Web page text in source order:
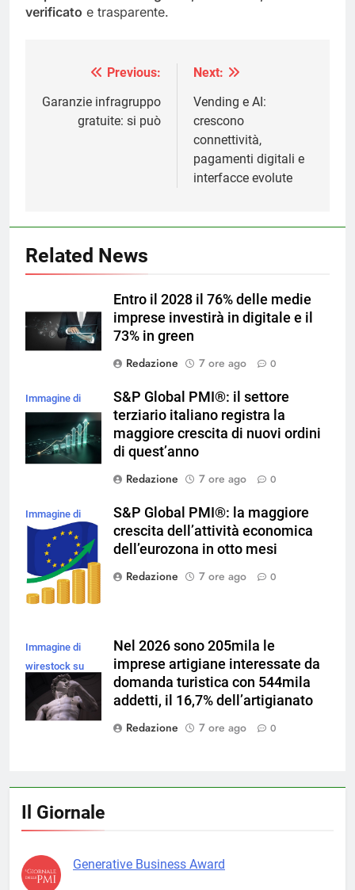
verificato e trasparente.
Navigazione
articoli
Previous:
Garanzie infragruppo
gratuite: si può
Next:
Vending e AI:
crescono
connettività,
pagamenti digitali e
interfacce evolute
Related News
Entro il 2028 il 76% delle medie
imprese investirà in digitale e il
73% in green
Redazione
7 ore ago 0
Immagine di
S&P Global PMI®: il settore
terziario italiano registra la
maggiore crescita di nuovi ordini
di quest’anno
Redazione
7 ore ago 0
Immagine di
brgfx su
Magnific
S&P Global PMI®: la maggiore
crescita dell’attività economica
dell’eurozona in otto mesi
Redazione
7 ore ago 0
Immagine di
wirestock su
Magnific
Nel 2026 sono 205mila le
imprese artigiane interessate da
domanda turistica con 544mila
addetti, il 16,7% dell’artigianato
Redazione
7 ore ago 0
Il Giornale
Generative Business Award